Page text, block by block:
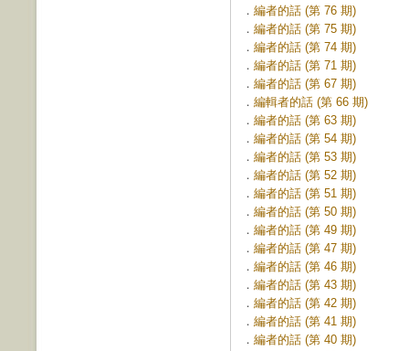
． 編者的話 (第 76 期)
． 編者的話 (第 75 期)
． 編者的話 (第 74 期)
． 編者的話 (第 71 期)
． 編者的話 (第 67 期)
． 編輯者的話 (第 66 期)
． 編者的話 (第 63 期)
． 編者的話 (第 54 期)
． 編者的話 (第 53 期)
． 編者的話 (第 52 期)
． 編者的話 (第 51 期)
． 編者的話 (第 50 期)
． 編者的話 (第 49 期)
． 編者的話 (第 47 期)
． 編者的話 (第 46 期)
． 編者的話 (第 43 期)
． 編者的話 (第 42 期)
． 編者的話 (第 41 期)
． 編者的話 (第 40 期)